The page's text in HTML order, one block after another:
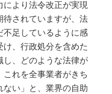
により法令改正が実現
待されていますが、法
不足しているように感
け、行政処分を含めた
し、どのような法律が
れを全事業者がきち
ない」と、業界の自助